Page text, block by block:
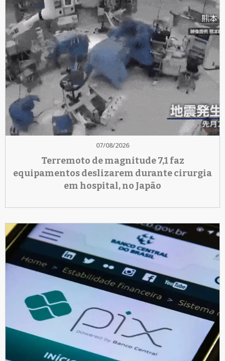
07/08/2026
Terremoto de magnitude 7,1 faz
equipamentos deslizarem durante cirurgia
em hospital, no Japão